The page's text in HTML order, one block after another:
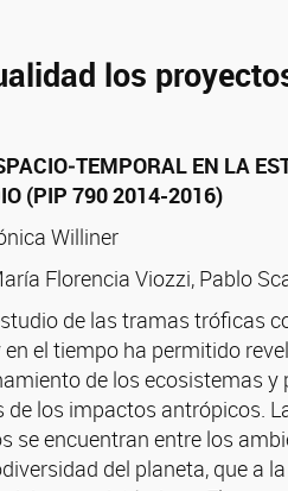
los
EN LA
(PIP 790 2014-2016)
Williner
Florencia Viozzi, Pablo
de las tramas tróficas
en el tiempo ha permitido
de los ecosistemas y
de los impactos antrópicos.
se encuentran entre los
del planeta, que a